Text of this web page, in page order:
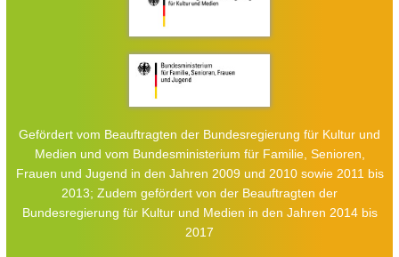
Gefördert vom Beauftragten der Bundesregierung für Kultur und
Medien und vom Bundesministerium für Familie, Senioren,
Frauen und Jugend in den Jahren 2009 und 2010 sowie 2011 bis
2013; Zudem gefördert von der Beauftragten der
Bundesregierung für Kultur und Medien in den Jahren 2014 bis
2017